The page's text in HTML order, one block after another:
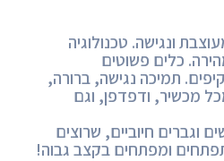
ונגישה. טכנולוגיה
כלים פשוטים
תמיכה נגישה, ברורה,
מכשיר, ודפדפן, וגם
וגברים חיוביים, שרוצים
ומפתחים בקצב גבוה!